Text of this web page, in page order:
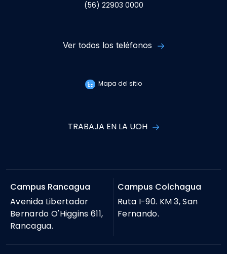
(56) 22903 0000
Ver todos los teléfonos
Mapa del sitio
TRABAJA EN LA UOH
Campus Rancagua
Avenida Libertador
Bernardo O'Higgins 611,
Rancagua.
Campus Colchagua
Ruta I-90. KM 3, San
Fernando.